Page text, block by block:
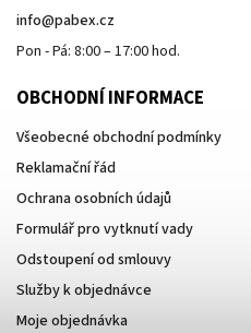
info@pabex.cz
Pon - Pá: 8:00 – 17:00 hod.
OBCHODNÍ INFORMACE
Všeobecné obchodní podmínky
Reklamační řád
Ochrana osobních údajů
Formulář pro vytknutí vady
Odstoupení od smlouvy
Služby k objednávce
Moje objednávka